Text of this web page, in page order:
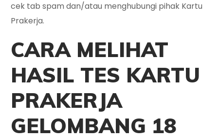
cek tab spam dan/atau menghubungi pihak Kartu
Prakerja.
CARA MELIHAT
HASIL TES KARTU
PRAKERJA
GELOMBANG 18